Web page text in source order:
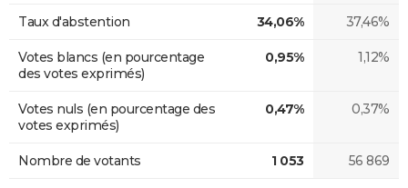
Taux d'abstention 34,06% 37,46%
Votes blancs (en pourcentage
des votes exprimés)
0,95% 1,12%
Votes nuls (en pourcentage des
votes exprimés)
0,47% 0,37%
Nombre de votants 1 053 56 869